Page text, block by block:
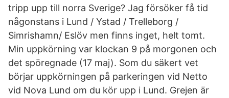
tripp upp till norra Sverige? Jag försöker få tid
någonstans i Lund / Ystad / Trelleborg /
Simrishamn/ Eslöv men finns inget, helt tomt.
Min uppkörning var klockan 9 på morgonen och
det spöregnade (17 maj). Som du säkert vet
börjar uppkörningen på parkeringen vid Netto
vid Nova Lund om du kör upp i Lund. Grejen är